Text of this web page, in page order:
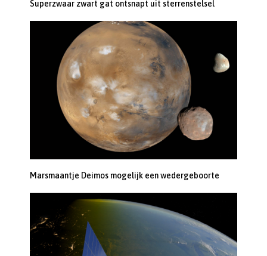
Superzwaar zwart gat ontsnapt uit sterrenstelsel
Marsmaantje Deimos mogelijk een wedergeboorte